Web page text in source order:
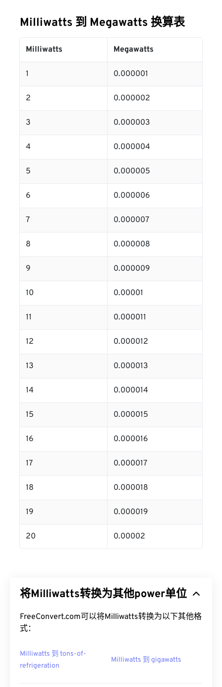
Milliwatts 到 Megawatts 换算表
Milliwatts Megawatts
1 0.000001
2 0.000002
3 0.000003
4 0.000004
5 0.000005
6 0.000006
7 0.000007
8 0.000008
9 0.000009
10 0.00001
11 0.000011
12 0.000012
13 0.000013
14 0.000014
15 0.000015
16 0.000016
17 0.000017
18 0.000018
19 0.000019
20 0.00002
将Milliwatts转换为其他power单位
FreeConvert.com可以将Milliwatts转换为以下其他格
式：
Milliwatts 到 tons-of-
refrigeration
Milliwatts 到 gigawatts